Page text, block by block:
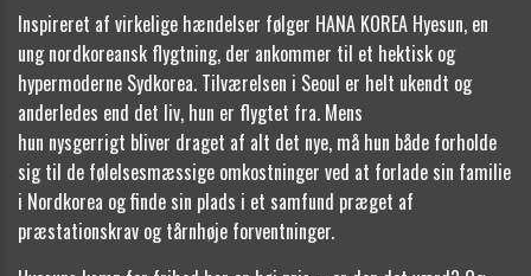
Inspireret af virkelige hændelser følger HANA KOREA Hyesun, en
ung nordkoreansk flygtning, der ankommer til et hektisk og
hypermoderne Sydkorea. Tilværelsen i Seoul er helt ukendt og
anderledes end det liv, hun er flygtet fra. Mens
hun nysgerrigt bliver draget af alt det nye, må hun både forholde
sig til de følelsesmæssige omkostninger ved at forlade sin familie
i Nordkorea og finde sin plads i et samfund præget af
præstationskrav og tårnhøje forventninger.